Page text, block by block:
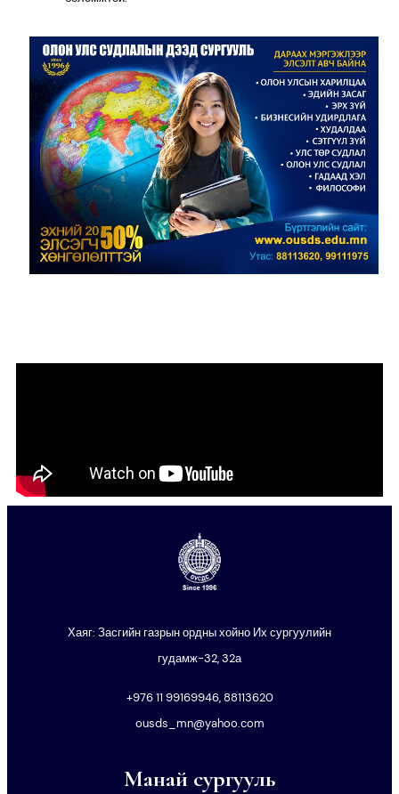
Хаяг: Засгийн газрын ордны хойно Их сургуулийн
гудамж-32, 32а
+976 11 99169946, 88113620
ousds_mn@yahoo.com
Манай сургууль